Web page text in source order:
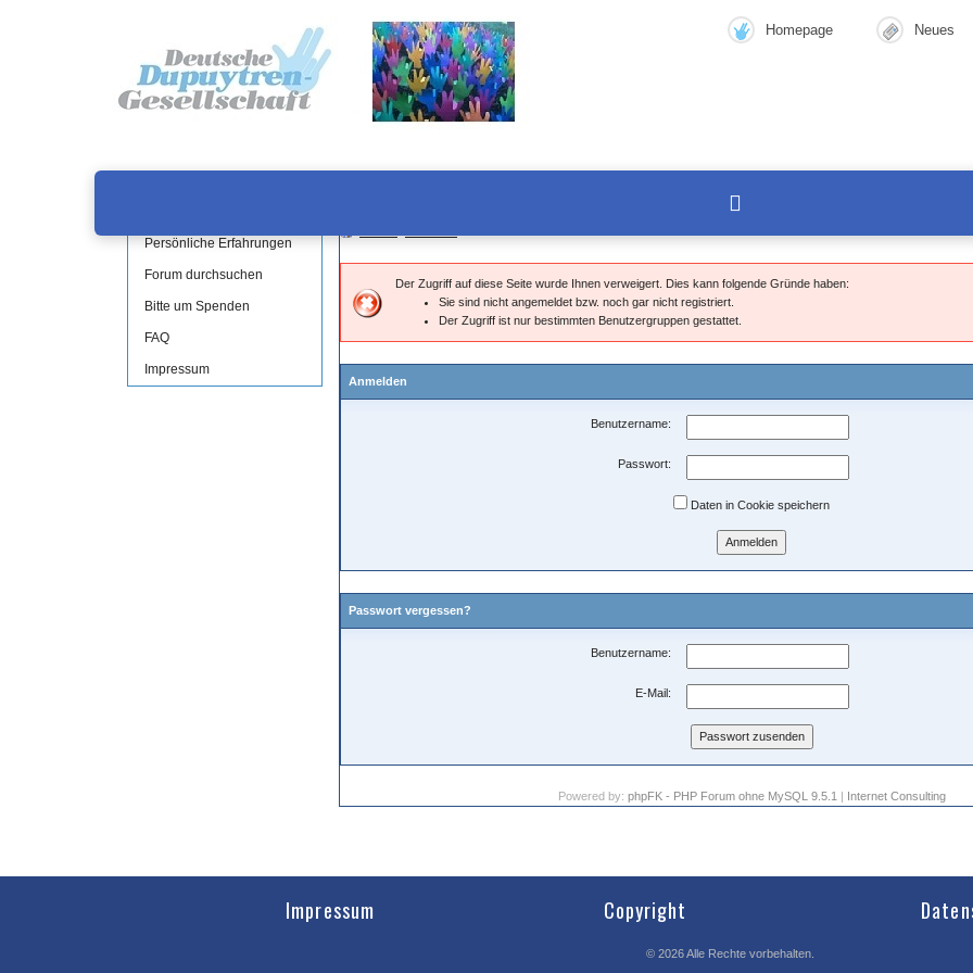
Homepage Neues
Persönliche Erfahrungen
Forum durchsuchen
Bitte um Spenden
FAQ
Impressum
Der Zugriff auf diese Seite wurde Ihnen verweigert. Dies kann folgende Gründe haben:
Sie sind nicht angemeldet bzw. noch gar nicht registriert.
Der Zugriff ist nur bestimmten Benutzergruppen gestattet.
Anmelden
Benutzername:
Passwort:
Daten in Cookie speichern
Passwort vergessen?
Benutzername:
E-Mail:
Powered by: phpFK - PHP Forum ohne MySQL 9.5.1 | Internet Consulting
Impressum Copyright
© 2026Alle Rechte vorbehalten.